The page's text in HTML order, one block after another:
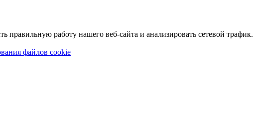
работу нашего веб-сайта и анализировать сетевой трафик.
файлов cookie